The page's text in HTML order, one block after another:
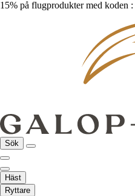
15% på flugprodukter med koden :
Sök
Häst
Ryttare